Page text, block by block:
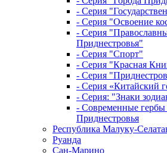
- Серия
- Серия "Освоение
- Серия
Приднестровья"
- Серия "Спорт"
- Серия "Красная
- Серия
- Серия «Китайский
- Серия: "Знаки
- Современные гербы
Приднестровья
Республика Малуку-
Руанда
Сан-Марино